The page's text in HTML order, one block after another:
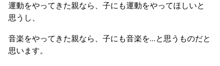
運動をやってきた親なら、子にも運動をやってほしいと
思うし、
音楽をやってきた親なら、子にも音楽を…と思うものだと
思います。